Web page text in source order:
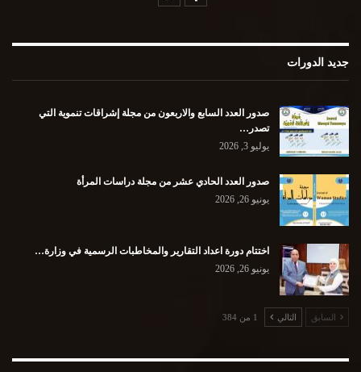
جديد الدورات
صدور العدد السابع والاربعون من مجلة إشراقات تنموية التي
تصدر…
يوليو 3, 2026
صدور العدد الحادي عشر من مجلة دراسات المرأة
يونيو 26, 2026
اختتام دورة اعداد التقارير والمخاطبات الرسمية في وزارة…
يونيو 26, 2026
السابق التالي 1 من 384